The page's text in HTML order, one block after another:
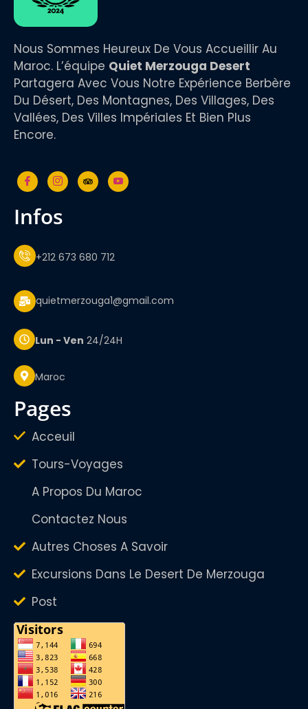
Nous Sommes Heureux De Vous Accueillir Au
Maroc. L’équipe Quiet Merzouga Desert
Partagera Avec Vous Notre Expérience Berbère
Du Désert, Des Montagnes, Des Villages, Des
Vallées, Des Villes Impériales Et Bien Plus
Encore.
infos
+212 673 680 712
quietmerzouga1@gmail.com
Lun - Ven 24/24H
Maroc
pages
Acceuil
Tours-Voyages
A Propos Du Maroc
Contactez Nous
Autres Choses A Savoir
Excursions Dans Le Desert De Merzouga
Post